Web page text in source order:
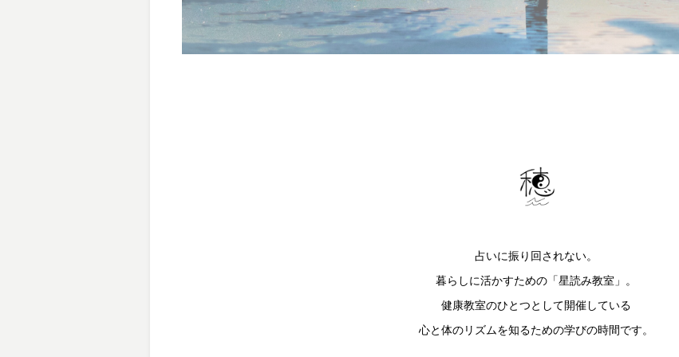
占いに振り回されない。
暮らしに活かすための「星読み教室」。
健康教室のひとつとして開催している
心と体のリズムを知るための学びの時間です。